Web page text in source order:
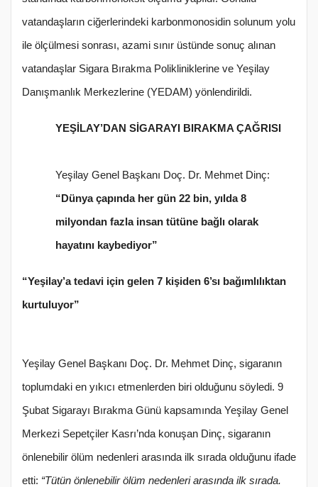
vatandaşların ciğerlerindeki karbonmonosidin solunum yolu
ile ölçülmesi sonrası, azami sınır üstünde sonuç alınan
vatandaşlar Sigara Bırakma Polikliniklerine ve Yeşilay
Danışmanlık Merkezlerine (YEDAM) yönlendirildi.
YEŞİLAY’DAN SİGARAYI BIRAKMA ÇAĞRISI
Yeşilay Genel Başkanı Doç. Dr. Mehmet Dinç:
“Dünya çapında her gün 22 bin, yılda 8
milyondan fazla insan tütüne bağlı olarak
hayatını kaybediyor”
“Yeşilay’a tedavi için gelen 7 kişiden 6’sı bağımlılıktan
kurtuluyor”
Yeşilay Genel Başkanı Doç. Dr. Mehmet Dinç, sigaranın
toplumdaki en yıkıcı etmenlerden biri olduğunu söyledi. 9
Şubat Sigarayı Bırakma Günü kapsamında Yeşilay Genel
Merkezi Sepetçiler Kasrı’nda konuşan Dinç, sigaranın
önlenebilir ölüm nedenleri arasında ilk sırada olduğunu ifade
etti: “Tütün önlenebilir ölüm nedenleri arasında ilk sırada.